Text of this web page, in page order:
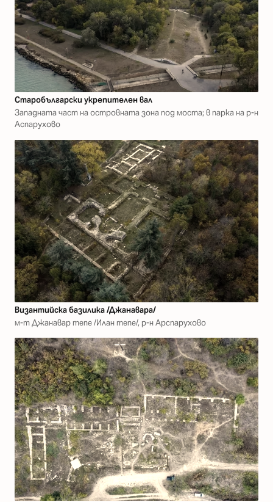
Старобългарски укрепителен вал
Западната част на островната зона под моста; в парка на р-н
Аспарухово
Византийска базилика /Джанавара/
м-т Джанавар тепе /Илан тепе/, р-н Арспарухово